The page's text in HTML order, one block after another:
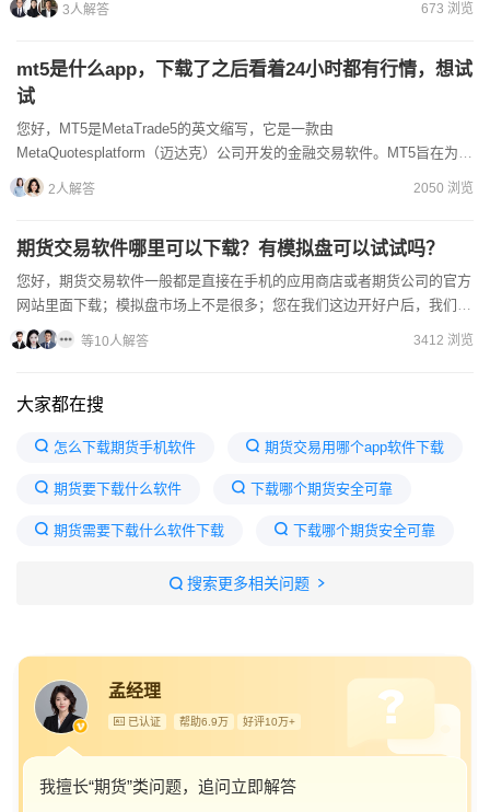
3人解答 673 浏览
mt5是什么app，下载了之后看着24小时都有行情，想试
试
您好，MT5是MetaTrade5的英文缩写，它是一款由
MetaQuotesplatform（迈达克）公司开发的金融交易软件。MT5旨在为金
融中介机构提供交易平台，以便他们的客户可以进...
2人解答 2050 浏览
期货交易软件哪里可以下载？有模拟盘可以试试吗？
您好，期货交易软件一般都是直接在手机的应用商店或者期货公司的官方
网站里面下载；模拟盘市场上不是很多；您在我们这边开好户后，我们可
以免费为您开立模拟账号永久使用，欢迎垂询！
等10人解答 3412 浏览
大家都在搜
怎么下载期货手机软件 期货交易用哪个app软件下载
期货要下载什么软件 下载哪个期货安全可靠
期货需要下载什么软件下载 下载哪个期货安全可靠
期货使用什么软件下载
如何下载期货软件 怎么下载期货行情
期货下载什么
怎样下载期货交易软件 期货交易使用什么软件下载
期货一般下载什么软件啊 期货的app下载
搜索更多相关问题
孟经理
已认证 帮助6.9万 好评10万+
我擅长“期货”类问题，追问立即解答